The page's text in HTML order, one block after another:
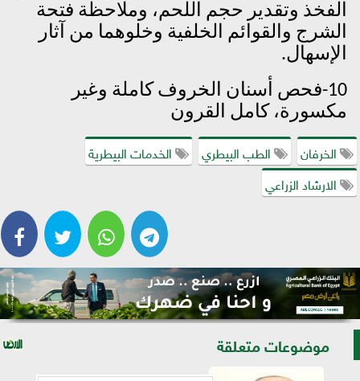
الفخذ وتقدير حجم اللحم، وملاحظة فتحة
الشرج والقوائم الخلفية وخلوهما من آثار
الإسهال.
10-فحص أسنان الخروف كاملة وغير
مكسورة، كامل القرون
الخرفان الطب البيطري
الخدمات البيطرية
الارشاد الزراعي
موضوعات متعلقة